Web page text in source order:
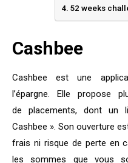
52 weeks
Cashbee
Cashbee est une
l’épargne. Elle propose
de placements, dont un
Cashbee ». Son ouverture
frais ni risque de perte en
les sommes que vous